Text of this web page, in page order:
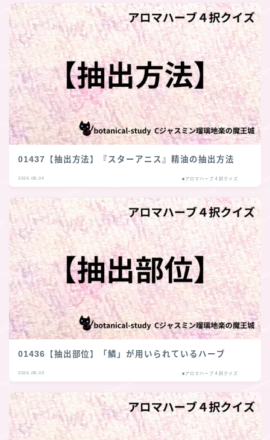
01437【抽出方法】『スターアニス』精油の抽出方法
2026.08.04 ■アロマハーブ４択クイズ
01436【抽出部位】「鱗」が用いられているハーブ
2026.08.03 ■アロマハーブ４択クイズ